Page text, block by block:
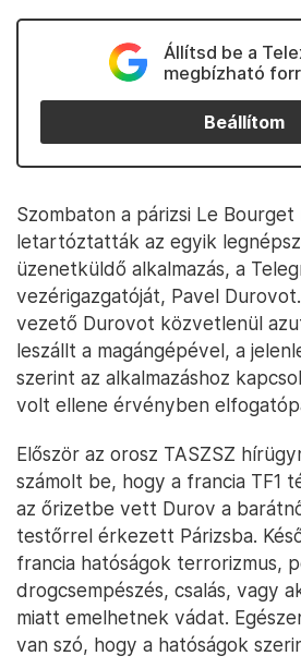
Állítsd be a
megbízható
Beállítom
Szombaton a párizsi Le
letartóztatták az egyik
üzenetküldő alkalmazás, a
vezérigazgatóját, Pavel
vezető Durovot közvetlenül
leszállt a magángépével, a
szerint az alkalmazáshoz
volt ellene érvényben
Először az orosz TASZSZ
számolt be, hogy a francia TF1
az őrizetbe vett Durov a
testőrrel érkezett Párizsba.
francia hatóságok terrorizmus,
drogcsempészés, csalás, vagy
miatt emelhetnek vádat.
van szó, hogy a hatóságok